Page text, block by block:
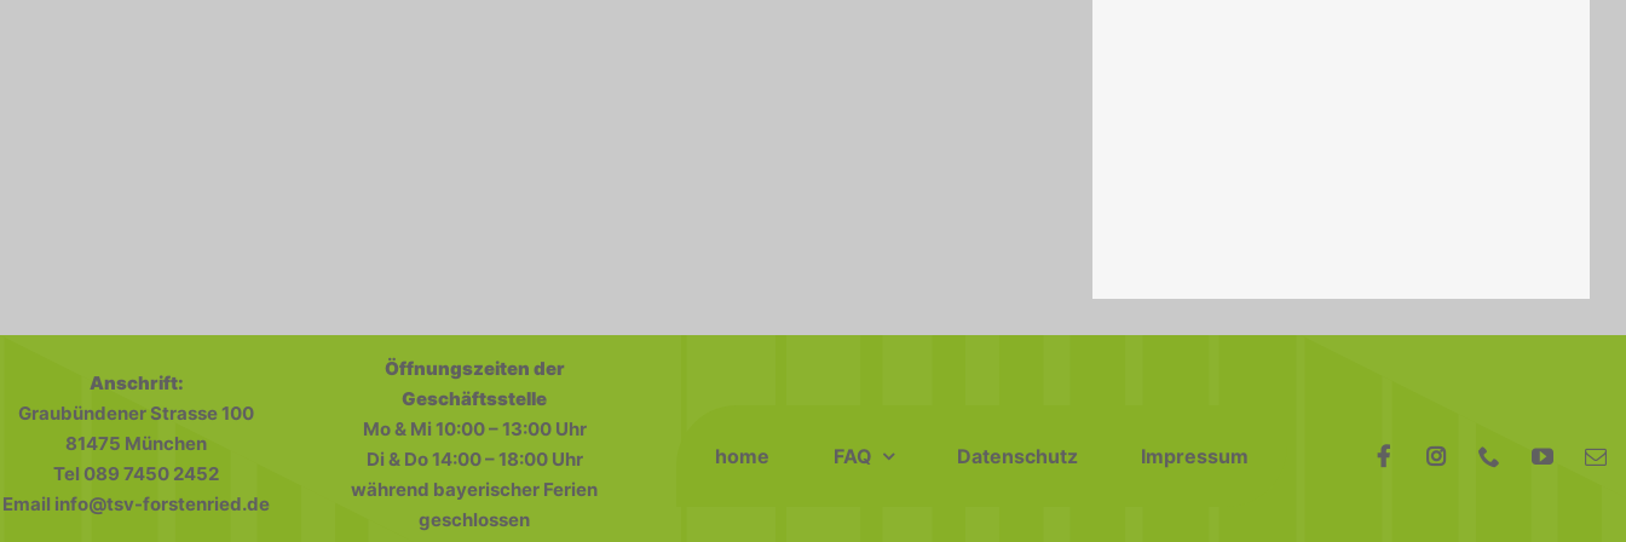
Anschrift:
Graubündener Strasse 100
81475 München
Tel 089 7450 2452
Email info@tsv-forstenried.de
Öffnungszeiten der
Geschäftsstelle
Mo & Mi 10:00 – 13:00 Uhr
Di & Do 14:00 – 18:00 Uhr
während bayerischer Ferien
geschlossen
home FAQ Datenschutz Impressum